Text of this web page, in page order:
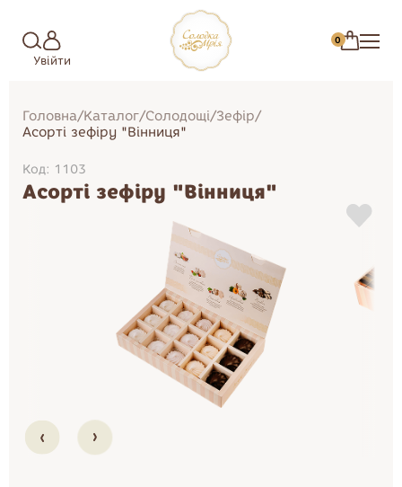
Увійти
0
Зефір
Торти
Тістечка
Десерти
Головна/Каталог/Солодощі/Зефір/
Асорті зефіру "Вінниця"
Код: 1103
Асорті зефіру "Вінниця"